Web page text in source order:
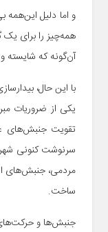
و اما دلیل
همه‌چیز را برای
آن‌گونه که شایسته
با این حال،
یکی از ضروریات
تقویت جنبش‌­های
سرنوشت کنونی
مردمی، جنبش­‌های
ساخت.
جنبش‌­ها و حرکت‌­های